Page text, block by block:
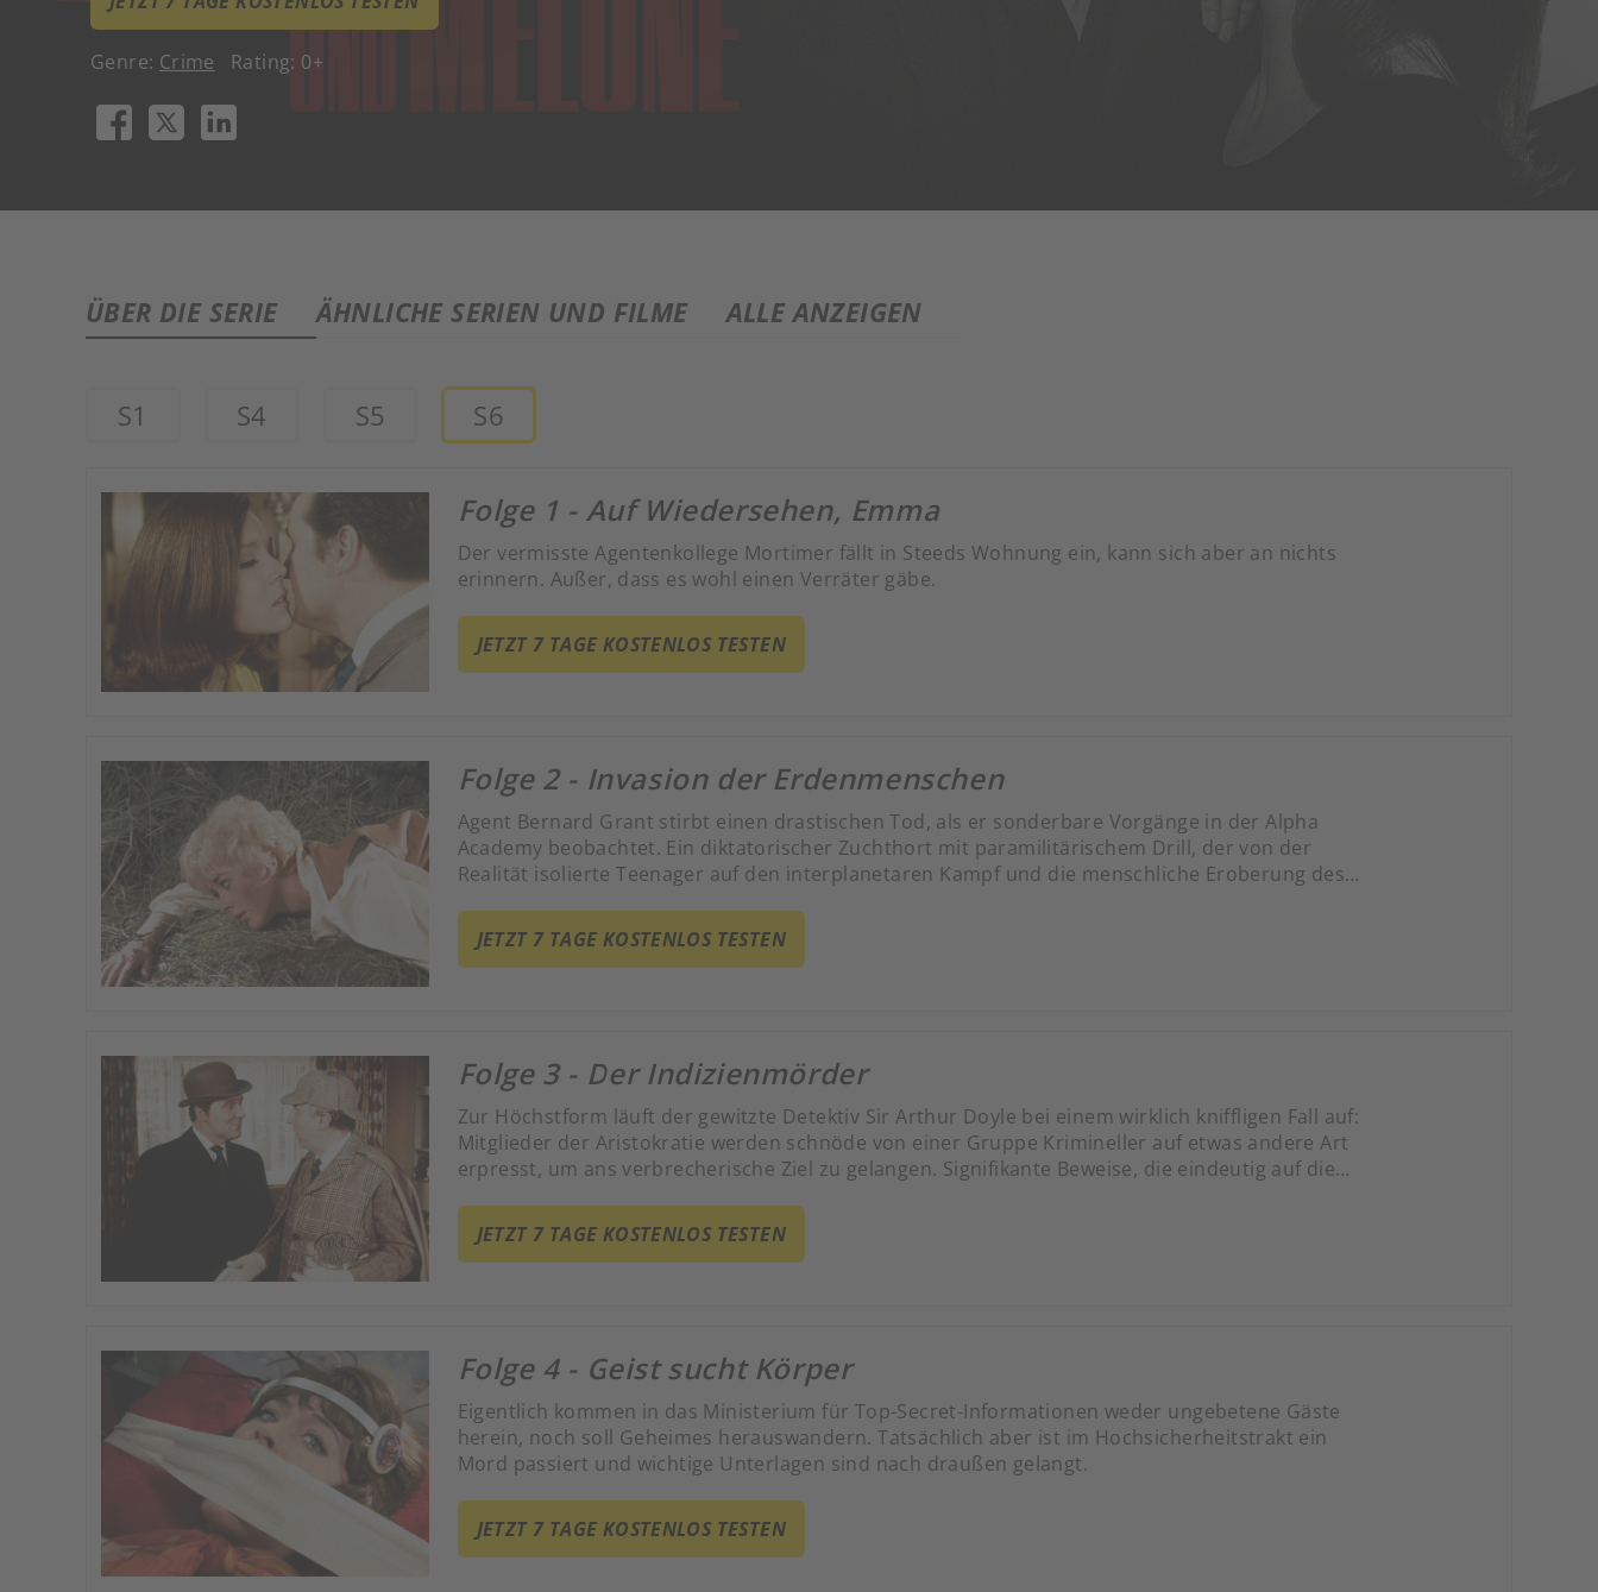
Genre: Crime Rating: 0+
ÜBER DIE SERIE ÄHNLICHE SERIEN UND FILME ALLE ANZEIGEN
S1 S4 S5 S6
Folge 1 - Auf Wiedersehen, Emma
Der vermisste Agentenkollege Mortimer fällt in Steeds Wohnung ein, kann sich aber an nichts
erinnern. Außer, dass es wohl einen Verräter gäbe.
JETZT 7 TAGE KOSTENLOS TESTEN
Folge 2 - Invasion der Erdenmenschen
Agent Bernard Grant stirbt einen drastischen Tod, als er sonderbare Vorgänge in der Alpha
Academy beobachtet. Ein diktatorischer Zuchthort mit paramilitärischem Drill, der von der
Realität isolierte Teenager auf den interplanetaren Kampf und die menschliche Eroberung des
JETZT 7 TAGE KOSTENLOS TESTEN
Folge 3 - Der Indizienmörder
Zur Höchstform läuft der gewitzte Detektiv Sir Arthur Doyle bei einem wirklich kniffligen Fall auf:
Mitglieder der Aristokratie werden schnöde von einer Gruppe Krimineller auf etwas andere Art
erpresst, um ans verbrecherische Ziel zu gelangen. Signifikante Beweise, die eindeutig auf die
den Halunken am Tatort platziert, die die tatsächlichen Urheber der Taten sind.
JETZT 7 TAGE KOSTENLOS TESTEN
Folge 4 - Geist sucht Körper
Eigentlich kommen in das Ministerium für Top-Secret-Informationen weder ungebetene Gäste
herein, noch soll Geheimes herauswandern. Tatsächlich aber ist im Hochsicherheitstrakt ein
Mord passiert und wichtige Unterlagen sind nach draußen gelangt.
JETZT 7 TAGE KOSTENLOS TESTEN